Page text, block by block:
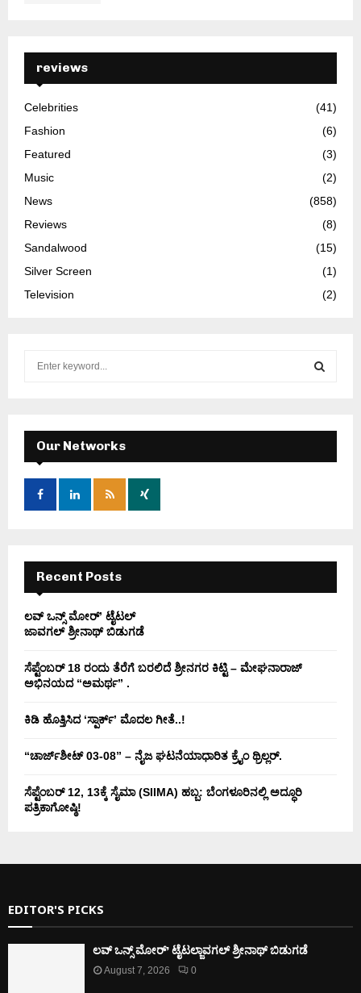
reviews
Celebrities
(41)
Fashion
(6)
Featured
(3)
Music
(2)
News
(858)
Reviews
(8)
Sandalwood
(15)
Silver Screen
(1)
Television
(2)
f
o
:
E
A
H
Our Networks
Recent Posts
ಲವ್ ಒನ್ಸ್ ಮೋರ್’ ಟೈಟಲ್
ಜಾವಗಲ್ ಶ್ರೀನಾಥ್ ಬಿಡುಗಡೆ
ಸೆಪ್ಟೆಂಬರ್ 18 ರಂದು ತೆರೆಗೆ ಬರಲಿದೆ ಶ್ರೀನಗರ ಕಿಟ್ಟಿ – ಮೇಘನಾರಾಜ್
ಅಭಿನಯದ “ಅಮರ್ಥ” .
ಕಿಡಿ‌‌ ಹೊತ್ತಿಸಿದ ‘ಸ್ಪಾರ್ಕ್’ ಮೊದಲ‌ ಗೀತೆ..!
“ಚಾರ್ಜ್‌ಶೀಟ್ 03-08” – ನೈಜ ಘಟನೆಯಾಧಾರಿತ ಕ್ರೈಂ ಥ್ರಿಲ್ಲರ್.
ಸೆಪ್ಟೆಂಬರ್ 12, 13ಕ್ಕೆ ಸೈಮಾ (SIIMA) ಹಬ್ಬ: ಬೆಂಗಳೂರಿನಲ್ಲಿ ಅದ್ಧೂರಿ
ಪತ್ರಿಕಾಗೋಷ್ಠಿ!
EDITOR'S PICKS
ಲವ್ ಒನ್ಸ್ ಮೋರ್’ ಟೈಟಲ್ಜಾವಗಲ್ ಶ್ರೀನಾಥ್ ಬಿಡುಗಡೆ
August 7, 2026 0